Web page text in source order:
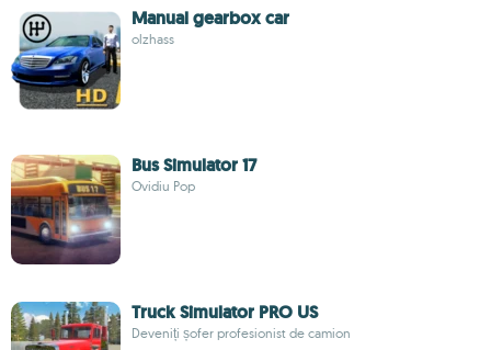
Manual gearbox car
olzhass
Bus Simulator 17
Ovidiu Pop
Truck Simulator PRO US
Deveniți șofer profesionist de camion